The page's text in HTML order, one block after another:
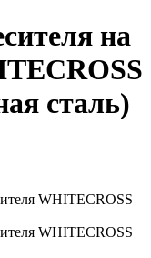
на
сталь)